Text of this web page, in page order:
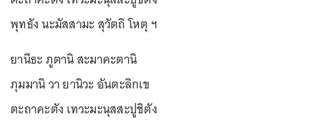
พุทธัง นะมัสสามะ สุวัตถิ โหตุ ฯ
ยานีธะ ภูตานิ สะมาคะตานิ
ภุมมานิ วา ยานิวะ อันตะลิกเข
ตะถาคะตัง เทวะมะนุสสะปูชิตัง